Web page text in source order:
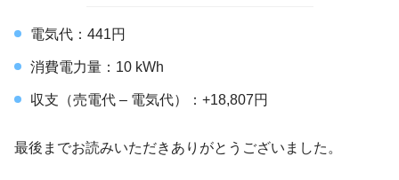
電気代：441円
消費電力量：10 kWh
収支（売電代 – 電気代）：+18,807円
最後までお読みいただきありがとうございました。